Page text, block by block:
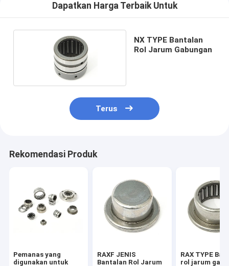
Dapatkan Harga Terbaik Untuk
NX TYPE Bantalan
Rol Jarum Gabungan
Terus
Rekomendasi Produk
Pemanas yang
digunakan untuk
RAXF JENIS
Bantalan Rol Jarum
RAX TYPE
rol jarum